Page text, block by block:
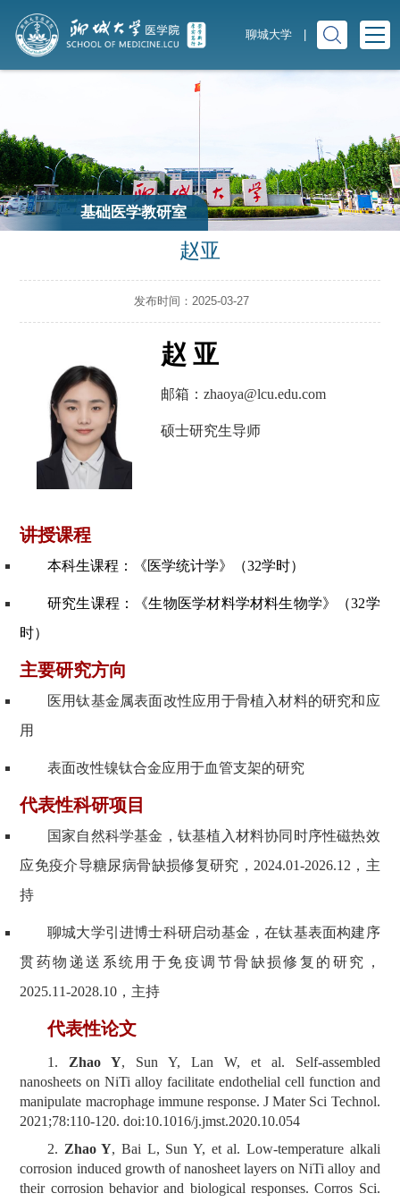
聊城大学
基础医学教研室
赵亚
发布时间：2025-03-27
赵 亚
邮箱： zhaoya@lcu.edu.com
硕士研究生导师
讲授课程
本科生课程：《医学统计学》（32学时）
研究生课程：《生物医学材料学材料生物学》（32学
时）
主要研究方向
医用钛基金属表面改性应用于骨植入材料的研究和应
用
表面改性镍钛合金应用于血管支架的研究
代表性科研项目
国家自然科学基金，钛基植入材料协同时序性磁热效
应免疫介导糖尿病骨缺损修复研究，2024.01-2026.12，主
持
聊城大学引进博士科研启动基金，在钛基表面构建序
贯药物递送系统用于免疫调节骨缺损修复的研究，
2025.11-2028.10，主持
代表性论文
1. Zhao Y, Sun Y, Lan W, et al. Self-assembled
nanosheets on NiTi alloy facilitate endothelial cell function and
manipulate macrophage immune response. J Mater Sci Technol.
2021;78:110-120. doi:10.1016/j.jmst.2020.10.054
2. Zhao Y, Bai L, Sun Y, et al. Low-temperature alkali
corrosion induced growth of nanosheet layers on NiTi alloy and
their corrosion behavior and biological responses. Corros Sci.